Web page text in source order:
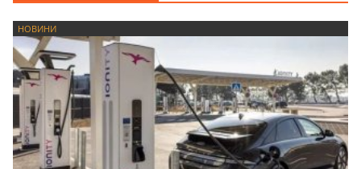
НОВИНИ